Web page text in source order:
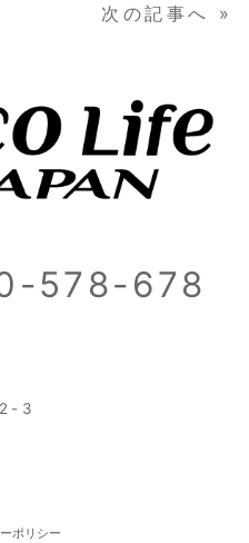
次の記事へ »
578-678
2-3
ポリシー